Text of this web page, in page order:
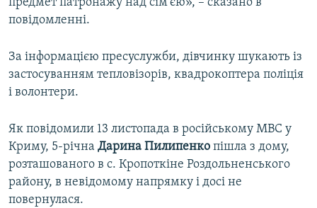
предмет патронажу над сім'єю», – сказано в
повідомленні.
За інформацією пресуслужби, дівчинку шукають із
застосуванням тепловізорів, квадрокоптера поліція
і волонтери.
Як повідомили 13 листопада в російському МВС у
Криму, 5-річна Дарина Пилипенко пішла з дому,
розташованого в с. Кропоткіне Роздольненського
району, в невідомому напрямку і досі не
повернулася.